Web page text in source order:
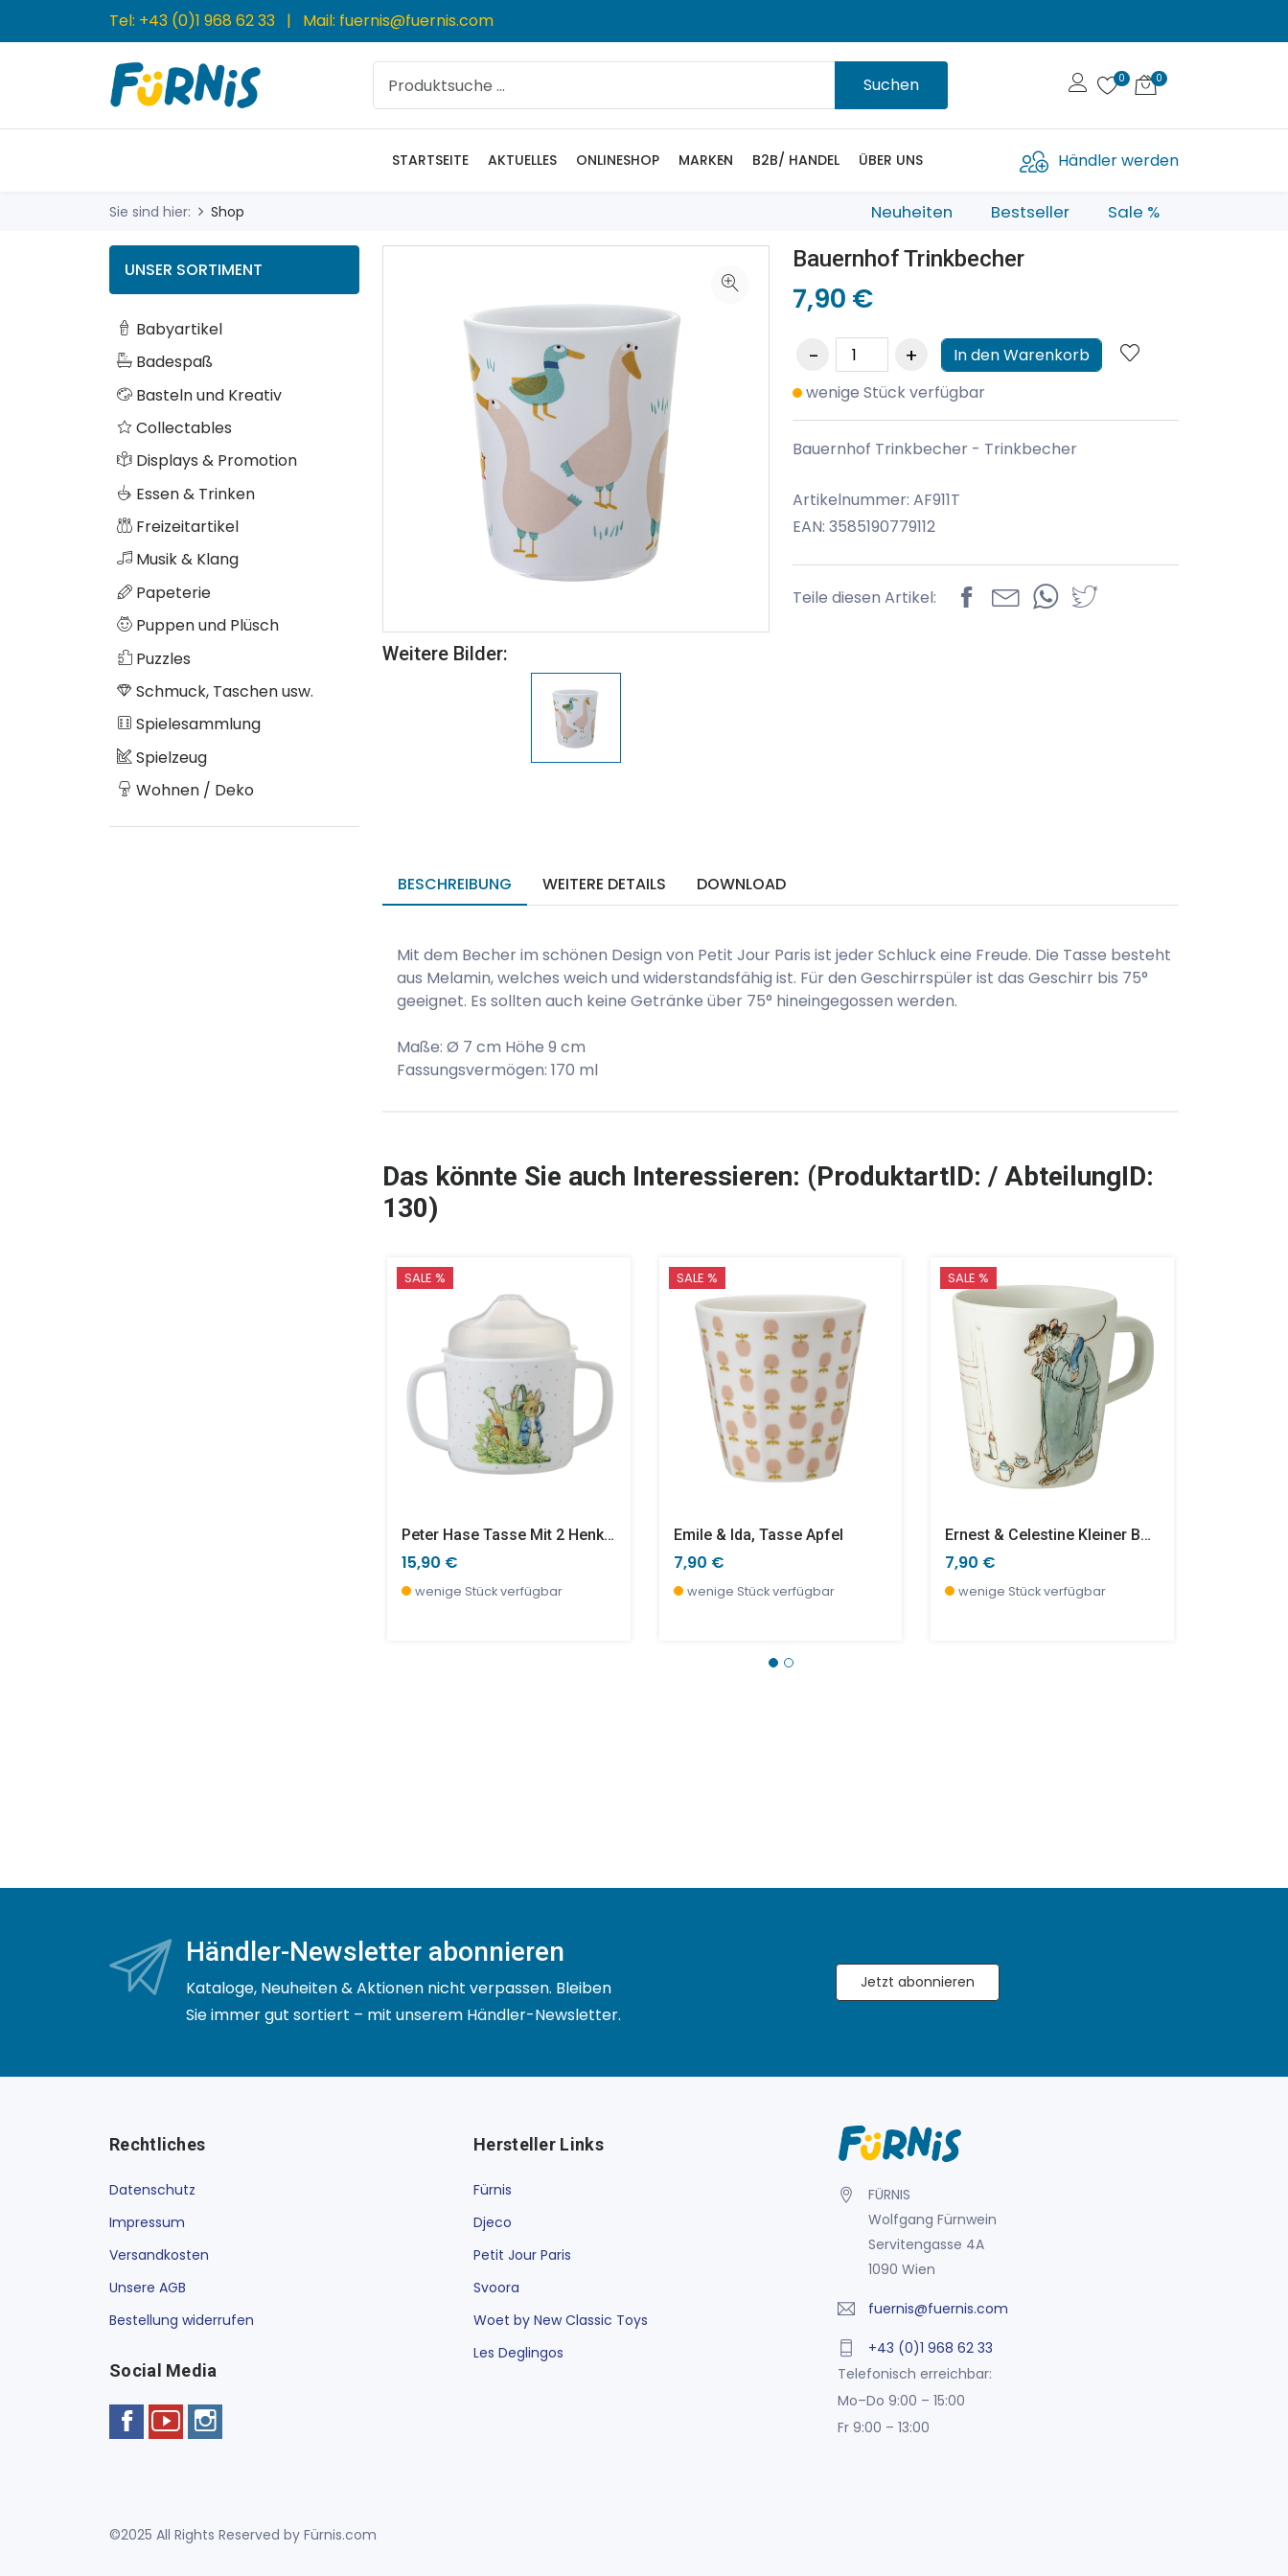
Tel: +43 (0)1 968 62 33 | Mail: fuernis@fuernis.com
Suchen
STARTSEITE AKTUELLES ONLINESHOP MARKEN B2B/ HANDEL ÜBER UNS Händler werden
Sie sind hier: Shop Neuheiten Bestseller Sale %
UNSER SORTIMENT
Babyartikel
Badespaß
Basteln und Kreativ
Collectables
Displays & Promotion
Essen & Trinken
Freizeitartikel
Musik & Klang
Papeterie
Puppen und Plüsch
Puzzles
Schmuck, Taschen usw.
Spielesammlung
Spielzeug
Wohnen / Deko
Weitere Bilder:
Bauernhof Trinkbecher
7,90 €
In den Warenkorb
wenige Stück verfügbar
Bauernhof Trinkbecher - Trinkbecher
Artikelnummer: AF911T
EAN: 3585190779112
Teile diesen Artikel:
BESCHREIBUNG WEITERE DETAILS DOWNLOAD
Mit dem Becher im schönen Design von Petit Jour Paris ist jeder Schluck eine Freude. Die Tasse besteht
aus Melamin, welches weich und widerstandsfähig ist. Für den Geschirrspüler ist das Geschirr bis 75°
geeignet. Es sollten auch keine Getränke über 75° hineingegossen werden.
Maße: Ø 7 cm Höhe 9 cm
Fassungsvermögen: 170 ml
Das könnte Sie auch Interessieren: (ProduktartID: / AbteilungID:
130)
SALE %
Peter Hase Tasse Mit 2 Henkeln Rutschfest
15,90 €
wenige Stück verfügbar
SALE %
Emile & Ida, Tasse Apfel
7,90 €
wenige Stück verfügbar
SALE %
Ernest & Celestine Kleiner Becher
7,90 €
wenige Stück verfügbar
Händler-Newsletter abonnieren
Kataloge, Neuheiten & Aktionen nicht verpassen. Bleiben
Sie immer gut sortiert – mit unserem Händler-Newsletter.
Jetzt abonnieren
Rechtliches
Datenschutz
Impressum
Versandkosten
Unsere AGB
Bestellung widerrufen
Social Media
Hersteller Links
Fürnis
Djeco
Petit Jour Paris
Svoora
Woet by New Classic Toys
Les Deglingos
FÜRNIS
Wolfgang Fürnwein
Servitengasse 4A
1090 Wien
fuernis@fuernis.com
+43 (0)1 968 62 33
Telefonisch erreichbar:
Mo–Do 9:00 – 15:00
Fr 9:00 – 13:00
©2025 All Rights Reserved by Fürnis.com